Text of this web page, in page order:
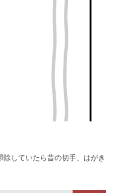
していたら昔の切手、はがき